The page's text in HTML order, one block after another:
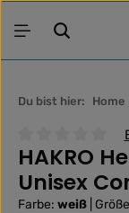
Zum Hauptinhalt
Du bist hier: Home
HAKRO
Unisex
Farbe: weiß